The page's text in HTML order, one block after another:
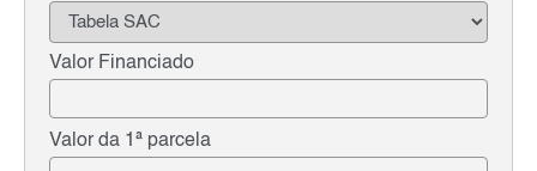
Valor Financiado
Valor da 1ª parcela